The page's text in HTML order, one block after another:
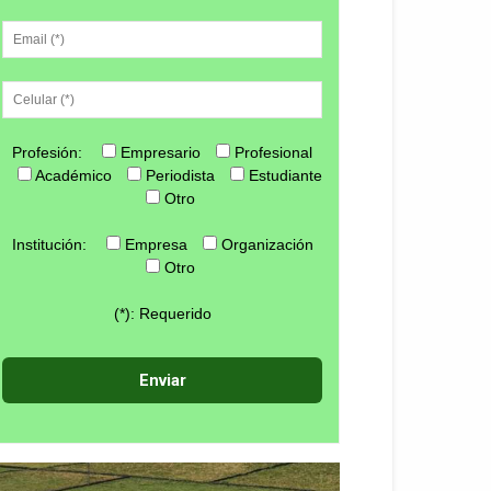
Profesión: Empresario
Profesional
Académico
Periodista
Estudiante
Otro
Institución: Empresa
Organización
Otro
(*): Requerido